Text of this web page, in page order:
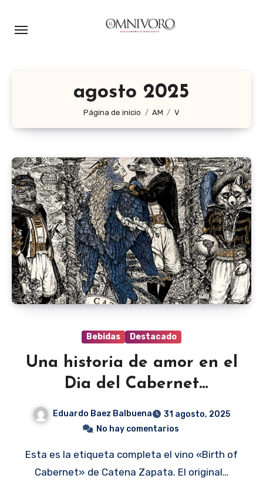
agosto 2025
Página de inicio AM V
Bebidas Destacado
Una historia de amor en el
Dia del Cabernet
Eduardo Baez Balbuena
31 agosto, 2025
No hay comentarios
Esta es la etiqueta completa el vino «Birth of
Cabernet» de Catena Zapata. El original…